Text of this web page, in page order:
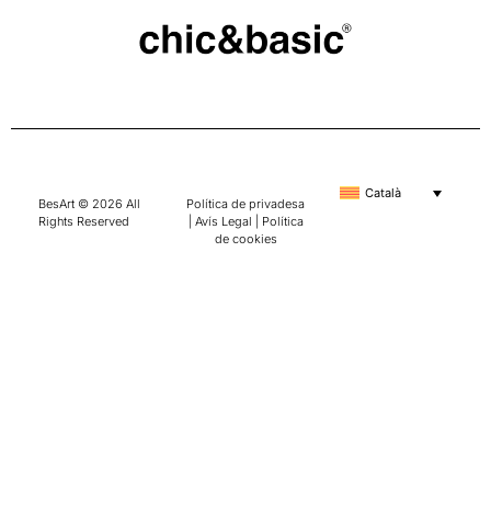
BesArt © 2026 All
Rights Reserved
Política de privadesa
Avís Legal
Política
de cookies
Català